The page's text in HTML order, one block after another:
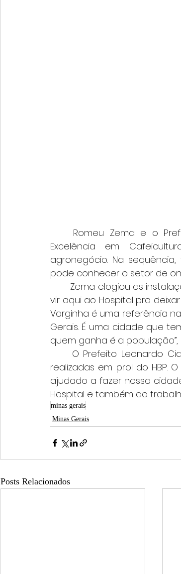
Excelência em
agronegócio. Na
pode conhecer o setor de
vir aqui ao Hospital pra
Varginha é uma referência
Gerais. É uma cidade que
quem ganha é a
realizadas em prol do HBP.
ajudado a fazer nossa
Hospital e também ao
minas gerais
Minas Gerais
Posts Relacionados